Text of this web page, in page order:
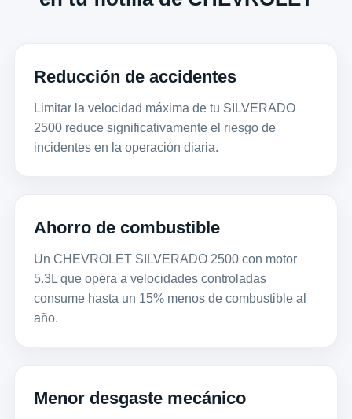
Reducción de accidentes
Limitar la velocidad máxima de tu SILVERADO
2500 reduce significativamente el riesgo de
incidentes en la operación diaria.
Ahorro de combustible
Un CHEVROLET SILVERADO 2500 con motor
5.3L que opera a velocidades controladas
consume hasta un 15% menos de combustible al
año.
Menor desgaste mecánico